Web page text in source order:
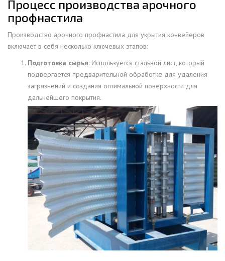
Процесс производства арочного
профнастила
Производство арочного профнастила для укрытия конвейеров
включает в себя несколько ключевых этапов:
Подготовка сырья: Используется стальной лист, который
подвергается предварительной обработке для удаления
загрязнений и создания оптимальной поверхности для
дальнейшего покрытия.